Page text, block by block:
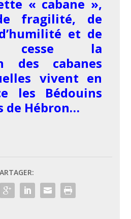
« cabane »,
fragilité, de
et de
cesse la
des cabanes
vivent en
les Bédouins
de Hébron…